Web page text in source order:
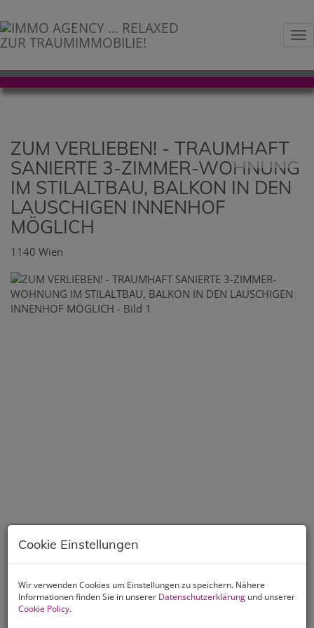
ZUM VERLIEBEN! - TRAUMHAFT
SANIERTE 3-ZIMMER-WOHNUNG
IM STILALTBAU, BALKON IN DEN
LAUSCHIGEN INNENHOF
MÖGLICH
1140 Wien
Beschreibung
Cookie Einstellungen
Wir verwenden Cookies um Einstellungen zu speichern. Nähere
Informationen finden Sie in unserer Datenschutzerklärung und unserer
Cookie Policy.